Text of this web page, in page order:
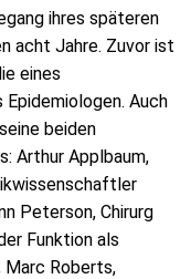
ihres späteren
acht Jahre. Zuvor ist
eines
Auch
beiden
Arthur Applbaum,
Peterson, Chirurg
Funktion als
Roberts,